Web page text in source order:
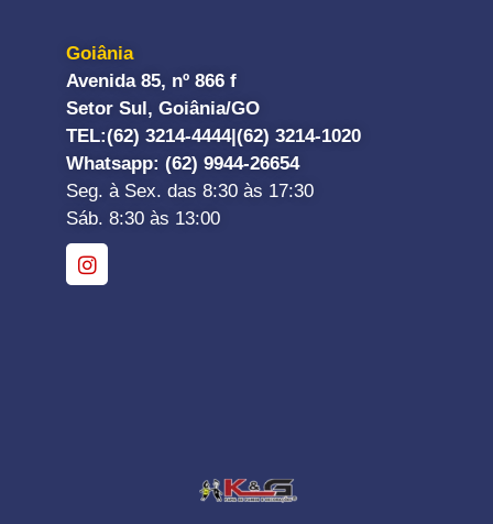
Goiânia
Avenida 85, nº 866 f
Setor Sul, Goiânia/GO
TEL:(62) 3214-4444| (62) 3214-1020
Whatsapp: (62) 9944-26654
Seg. à Sex. das 8:30 às 17:30
Sáb. 8:30 às 13:00